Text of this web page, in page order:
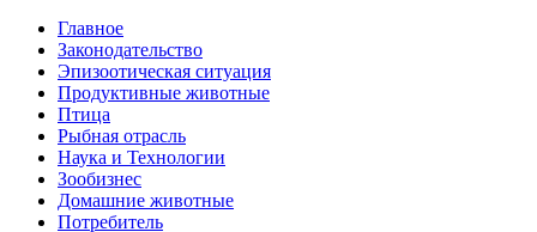
Главное
Законодательство
Эпизоотическая ситуация
Продуктивные животные
Птица
Рыбная отрасль
Наука и Технологии
Зообизнес
Домашние животные
Потребитель